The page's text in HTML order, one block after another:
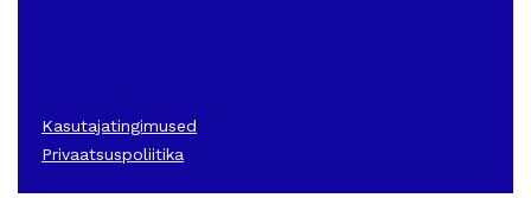
Kasutajatingimused
Privaatsuspoliitika